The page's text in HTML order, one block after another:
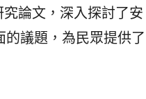
論文，深入探討了安
議題，為民眾提供了